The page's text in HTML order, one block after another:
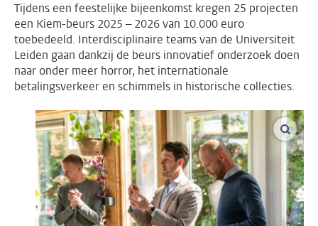
Tijdens een feestelijke bijeenkomst kregen 25 projecten
een Kiem-beurs 2025 – 2026 van 10.000 euro
toebedeeld. Interdisciplinaire teams van de Universiteit
Leiden gaan dankzij de beurs innovatief onderzoek doen
naar onder meer horror, het internationale
betalingsverkeer en schimmels in historische collecties.